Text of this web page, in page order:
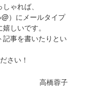
ゃれば、
）にメールタイプ
しいです。
記事を書いたりとい
さい！
高橋蓉子